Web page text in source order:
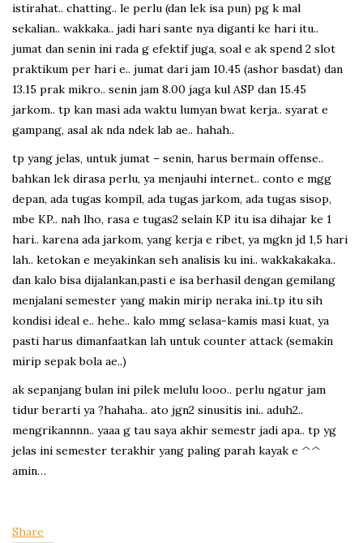
istirahat.. chatting.. le perlu (dan lek isa pun) pg k mal
sekalian.. wakkaka.. jadi hari sante nya diganti ke hari itu..
jumat dan senin ini rada g efektif juga, soal e ak spend 2 slot
praktikum per hari e.. jumat dari jam 10.45 (ashor basdat) dan
13.15 prak mikro.. senin jam 8.00 jaga kul ASP dan 15.45
jarkom.. tp kan masi ada waktu lumyan bwat kerja.. syarat e
gampang, asal ak nda ndek lab ae.. hahah..
tp yang jelas, untuk jumat – senin, harus bermain offense..
bahkan lek dirasa perlu, ya menjauhi internet.. conto e mgg
depan, ada tugas kompil, ada tugas jarkom, ada tugas sisop,
mbe KP.. nah lho, rasa e tugas2 selain KP itu isa dihajar ke 1
hari.. karena ada jarkom, yang kerja e ribet, ya mgkn jd 1,5 hari
lah.. ketokan e meyakinkan seh analisis ku ini.. wakkakakaka..
dan kalo bisa dijalankan,pasti e isa berhasil dengan gemilang
menjalani semester yang makin mirip neraka ini..tp itu sih
kondisi ideal e.. hehe.. kalo mmg selasa-kamis masi kuat, ya
pasti harus dimanfaatkan lah untuk counter attack (semakin
mirip sepak bola ae..)
ak sepanjang bulan ini pilek melulu looo.. perlu ngatur jam
tidur berarti ya ?hahaha.. ato jgn2 sinusitis ini.. aduh2..
mengrikannnn.. yaaa g tau saya akhir semestr jadi apa.. tp yg
jelas ini semester terakhir yang paling parah kayak e ^^
amin…
Share